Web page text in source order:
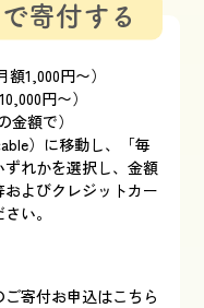
寄付する
1,000円〜）
円〜）
金額で）
）に移動し、「毎
れかを選択し、金額
よびクレジットカー
い。
寄付お申込はこちら